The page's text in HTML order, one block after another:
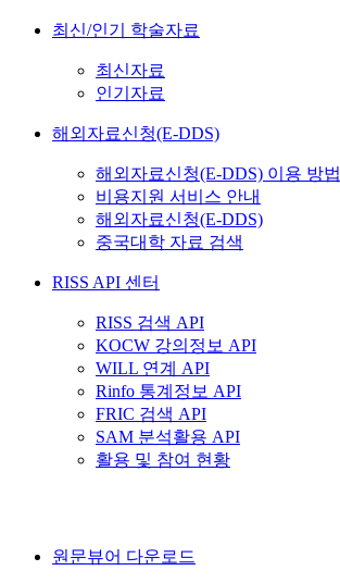
최신/인기 학술자료
최신자료
인기자료
해외자료신청(E-DDS)
해외자료신청(E-DDS) 이용 방법
비용지원 서비스 안내
해외자료신청(E-DDS)
중국대학 자료 검색
RISS API 센터
RISS 검색 API
KOCW 강의정보 API
WILL 연계 API
Rinfo 통계정보 API
FRIC 검색 API
SAM 분석활용 API
활용 및 참여 현황
원문뷰어 다운로드